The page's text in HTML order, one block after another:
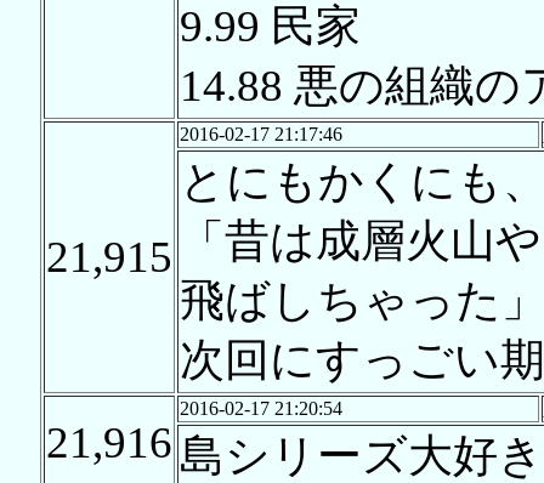
9.99 民家
14.88 悪の組織の
21,915
2016-02-17 21:17:46
とにもかくにも
「昔は成層火山
飛ばしちゃった
次回にすっごい
21,916
2016-02-17 21:20:54
島シリーズ大好